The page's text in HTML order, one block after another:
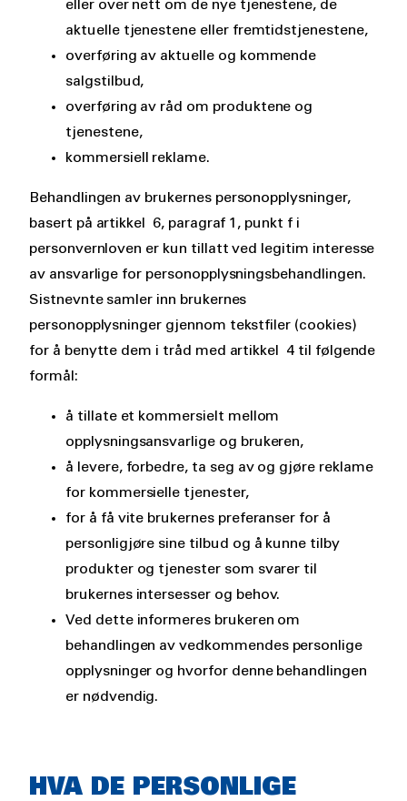
eller over nett om de nye tjenestene, de
aktuelle tjenestene eller fremtidstjenestene,
overføring av aktuelle og kommende
salgstilbud,
overføring av råd om produktene og
tjenestene,
kommersiell reklame.
Behandlingen av brukernes personopplysninger,
basert på artikkel 6, paragraf 1, punkt f i
personvernloven er kun tillatt ved legitim interesse
av ansvarlige for personopplysningsbehandlingen.
Sistnevnte samler inn brukernes
personopplysninger gjennom tekstfiler (cookies)
for å benytte dem i tråd med artikkel 4 til følgende
formål:
å tillate et kommersielt mellom
opplysningsansvarlige og brukeren,
å levere, forbedre, ta seg av og gjøre reklame
for kommersielle tjenester,
for å få vite brukernes preferanser for å
personligjøre sine tilbud og å kunne tilby
produkter og tjenester som svarer til
brukernes intersesser og behov.
Ved dette informeres brukeren om
behandlingen av vedkommendes personlige
opplysninger og hvorfor denne behandlingen
er nødvendig.
HVA DE PERSONLIGE